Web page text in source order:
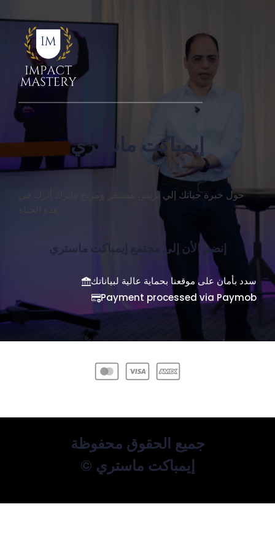
إيمباكت ماستري
حول خبرة حياتك إلي بزنس مستقر ومربح واترك أثرك في
إنضم الأن إلى مجتمع إيمباكت ماستري
سدد بأمان على موقعنا بحماية عالية لبياناتك
Payment processed via Paymob
جميع الحقوق محفوظة
© إيمباكت ماستري